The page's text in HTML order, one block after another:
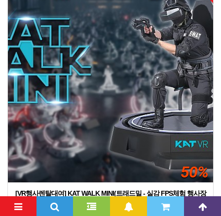
50%
[VR행사렌탈대여] KAT WALK MINI(트래드밀 - 실감 FPS체험 행사장
비(트레드밀) TREAD MILL VR